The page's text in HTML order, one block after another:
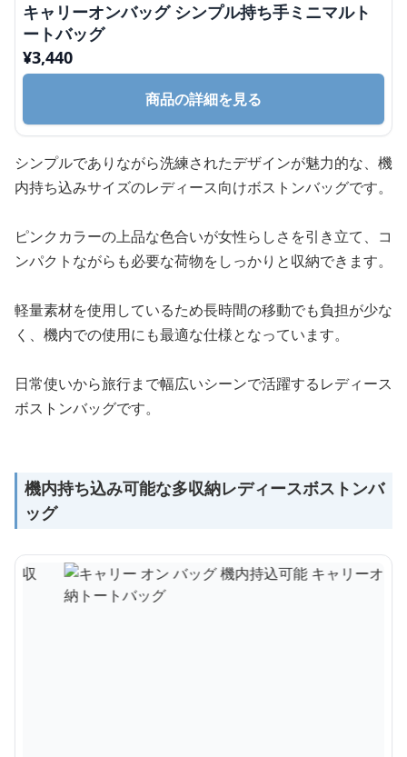
キャリーオンバッグ シンプル持ち手ミニマルト
ートバッグ
¥3,440
商品の詳細を見る
シンプルでありながら洗練されたデザインが魅力的な、機
内持ち込みサイズのレディース向けボストンバッグです。
ピンクカラーの上品な色合いが女性らしさを引き立て、コ
ンパクトながらも必要な荷物をしっかりと収納できます。
軽量素材を使用しているため長時間の移動でも負担が少な
く、機内での使用にも最適な仕様となっています。
日常使いから旅行まで幅広いシーンで活躍するレディース
ボストンバッグです。
機内持ち込み可能な多収納レディースボストンバ
ッグ